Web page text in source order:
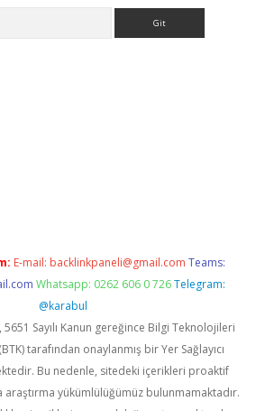
E-mail: backlinkpaneli@gmail.com Teams:
Whatsapp: 0262 606 0 726 Telegram:
@karabul
5651 Sayılı Kanun gereğince Bilgi Teknolojileri
tarafından onaylanmış bir Yer Sağlayıcı
Bu nedenle, sitedeki içerikleri proaktif
yükümlülüğümüz bulunmamaktadır.